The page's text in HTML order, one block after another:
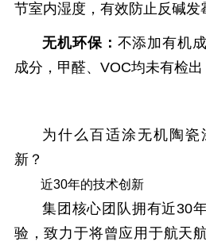
节室内湿度，有效防止反碱发
无机环保： 不添加有机
成分，甲醛、VOC均未有检
为什么百适涂无机陶瓷
新？
近30年的技术创新
集团核心团队拥有近30
验，致力于将曾应用于航天